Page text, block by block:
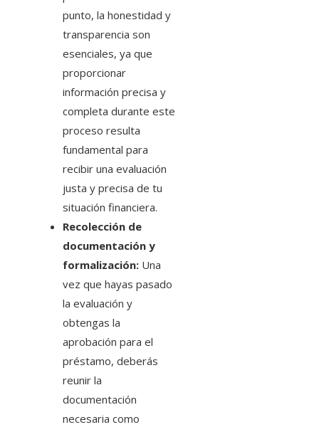
punto, la honestidad y
transparencia son
esenciales, ya que
proporcionar
información precisa y
completa durante este
proceso resulta
fundamental para
recibir una evaluación
justa y precisa de tu
situación financiera.
Recolección de
documentación y
formalización: Una
vez que hayas pasado
la evaluación y
obtengas la
aprobación para el
préstamo, deberás
reunir la
documentación
necesaria como